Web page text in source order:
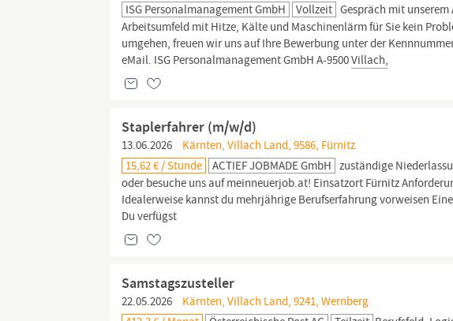
ISG Personalmanagement GmbH
Vollzeit Gespräch mit
Arbeitsumfeld mit Hitze, Kälte und Maschinenlärm für Sie kein
umgehen, freuen wir uns auf Ihre Bewerbung unter der
eMail. ISG Personalmanagement GmbH A-9500Villach,
Staplerfahrer (m/w/d)
13.06.2026
Kärnten, Villach Land, 9586, Fürnitz
15,62 € / Stunde
ACTIEF JOBMADE GmbH zuständige
oder besuche uns auf meinneuerjob.at! Einsatzort Fürnitz
Idealerweise kannst du mehrjährige Berufserfahrung vorweisen
Du verfügst
Samstagszusteller
22.05.2026
Kärnten, Villach Land, 9241, Wernberg